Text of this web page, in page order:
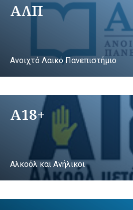
ΑΛΠ
Ανοιχτό Λαικό Πανεπιστήμιο
A18+
Αλκοόλ και Ανήλικοι